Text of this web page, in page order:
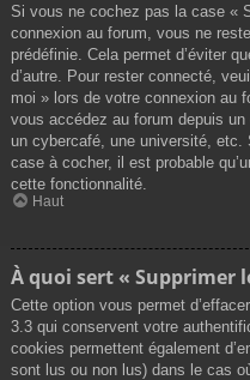
Si vous ne cochez pas la case «
connexion au forum, vous ne
prédéfinie. Cela permet d’éviter
d’autre. Pour rester connecté,
moi » lors de votre connexion au
vous accédez au forum depuis
un cybercafé, une université, etc.
case à cocher, il est probable
cette fonctionnalité.
Haut
À quoi sert « Supprimer
Cette option vous permet
3.3 qui conservent votre
cookies permettent également
sont lus ou non lus) dans le cas